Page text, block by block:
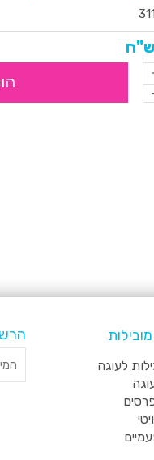
לעוגה